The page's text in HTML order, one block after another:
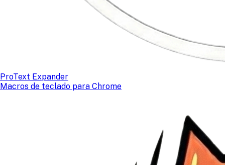
ProText Expander
Macros de teclado para Chrome